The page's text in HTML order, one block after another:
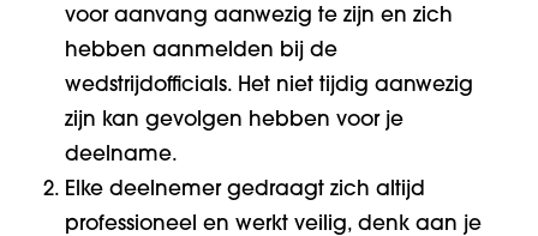
voor aanvang aanwezig te zijn en zich
hebben aanmelden bij de
wedstrijdofficials. Het niet tijdig aanwezig
zijn kan gevolgen hebben voor je
deelname.
Elke deelnemer gedraagt zich altijd
professioneel en werkt veilig, denk aan je